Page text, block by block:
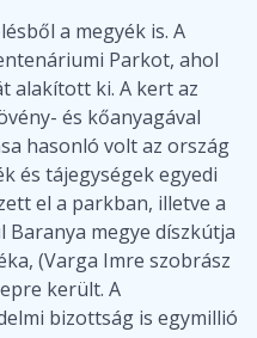
a megyék is. A
Parkot, ahol
alakított ki. A kert az
és kőanyagával
hasonló volt az ország
és tájegységek egyedi
el a parkban, illetve a
Baranya megye díszkútja
(Varga Imre szobrász
került. A
bizottság is egymillió